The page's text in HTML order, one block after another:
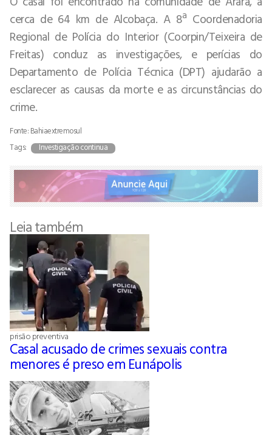
cerca de 64 km de Alcobaça. A 8ª Coordenadoria
Regional de Polícia do Interior (Coorpin/Teixeira de
Freitas) conduz as investigações, e perícias do
Departamento de Polícia Técnica (DPT) ajudarão a
esclarecer as causas da morte e as circunstâncias do
crime.
Fonte: Bahiaextremosul
Tags:
Investigação continua
Leia também
prisão preventiva
Casal acusado de crimes sexuais contra
menores é preso em Eunápolis